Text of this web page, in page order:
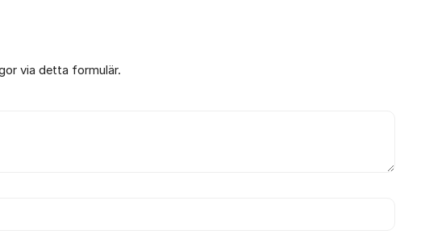
via detta formulär.